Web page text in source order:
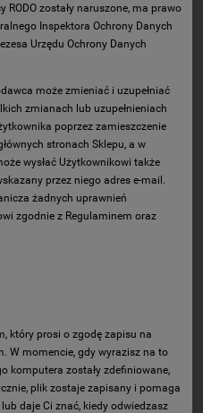
zostały naruszone, ma prawo
Inspektora Ochrony Danych
Urzędu Ochrony Danych
może zmieniać i uzupełniać
zmianach lub uzupełnieniach
poprzez zamieszczenie
stronach Sklepu, a w
wysłać Użytkownikowi także
przez niego adres e-mail.
żadnych uprawnień
zgodnie z Regulaminem oraz
który prosi o zgodę zapisu na
W momencie, gdy wyrazisz na to
komputera zostały zdefiniowane,
plik zostaje zapisany i pomaga
daje Ci znać, kiedy odwiedzasz